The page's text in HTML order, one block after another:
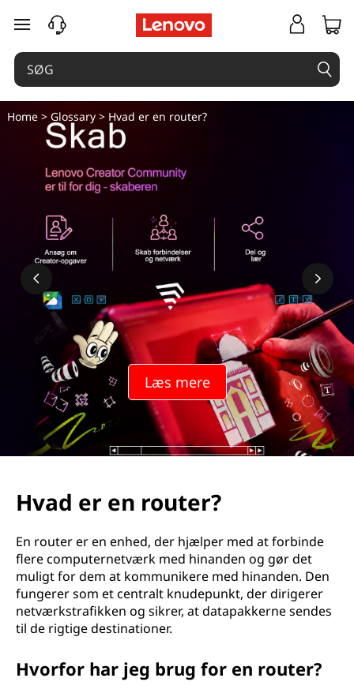
H
a
d
r
spring til hovedindhold
Læs mere
Home> Glossary> Hvad er en router?
Hvad er en router?
En router er en enhed, der hjælper med at forbinde
flere computernetværk med hinanden og gør det
muligt for dem at kommunikere med hinanden. Den
fungerer som et centralt knudepunkt, der dirigerer
netværkstrafikken og sikrer, at datapakkerne sendes
til de rigtige destinationer.
Hvorfor har jeg brug for en router?